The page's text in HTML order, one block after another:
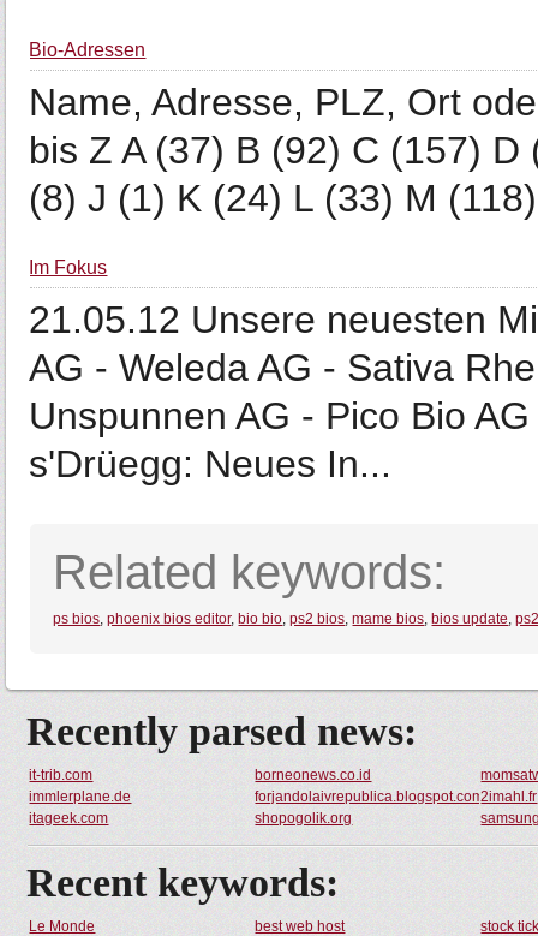
Bio-Adressen
Name, Adresse, PLZ, Ort
bis Z A (37) B (92) C (157)
(8) J (1) K (24) L (33) M
Im Fokus
21.05.12 Unsere neuesten
AG - Weleda AG - Sativa
Unspunnen AG - Pico Bio
s'Drüegg: Neues In...
Related keywords:
ps bios,phoenix bios editor, bio bio,ps2 bios,mame bios, bios update,
Recently parsed news:
it-trib.com borneonews.co.id
immlerplane.de
forjandolaivrepublica.blogspot.com2imahl.fr
itageek.com
shopogolik.org
Recent keywords:
Le Monde best web host
stock